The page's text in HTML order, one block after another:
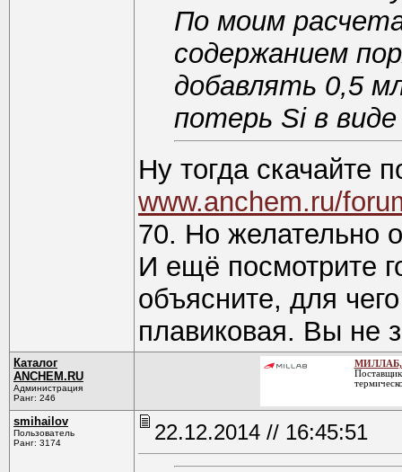
По моим
содержанием
добавлять 0,5
потерь Si в
Ну тогда скачайте
www.anchem.ru/
70. Но желательно
И ещё посмотрите
объясните, для
плавиковая. Вы не
Каталог
ANCHEM.RU
Администрация
Ранг: 246
Поставщик
smihаilоv
Пользователь
Ранг: 3174
22.12.2014 // 16:45:51